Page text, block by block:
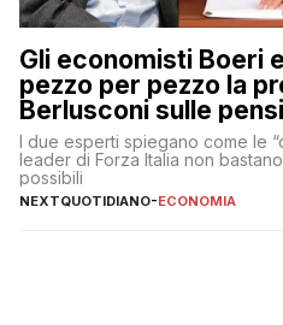
Gli economisti Boeri
pezzo per pezzo la
Berlusconi sulle
I due esperti spiegano come le
leader di Forza Italia non
possibili
NEXTQUOTIDIANO-ECONOMIA